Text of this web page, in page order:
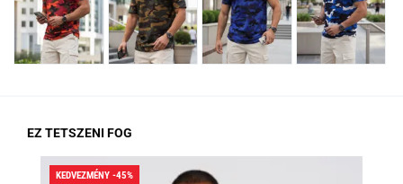
EZ TETSZENI FOG
KEDVEZMÉNY -45%